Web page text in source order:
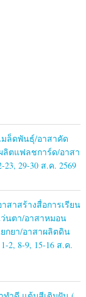
ล็ดพันธุ์/อาสาคัด
ลิตแฟลชการ์ด/อาสา
29-30 ส.ค. 2569
สาสร้างสื่อการเรียน
นตา/อาสาหมอน
กยา/อาสาผลิตดิน
2, 8-9, 15-16 ส.ค.